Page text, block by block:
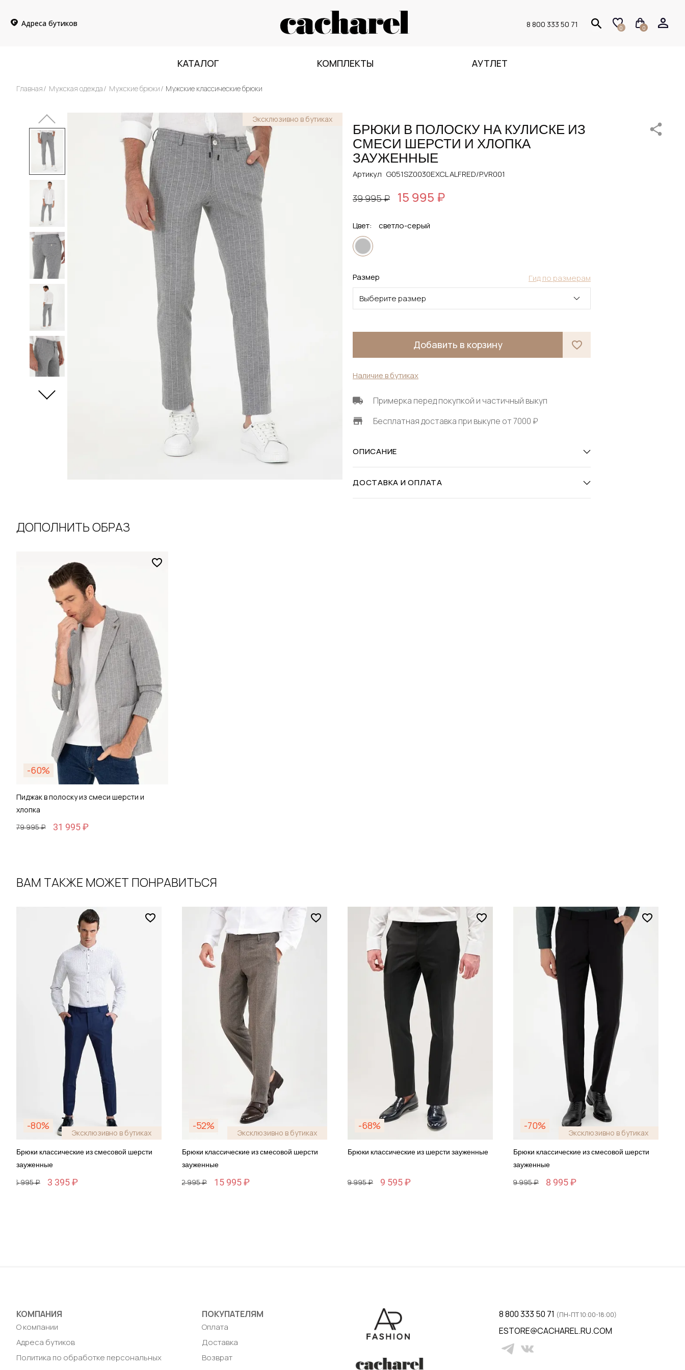
Адреса бутиков 8 800 333 50 71 0 0
КАТАЛОГ КОМПЛЕКТЫ АУТЛЕТ
Главная Мужская одежда Мужские брюки Мужские классические брюки
Эксклюзивно в бутиках
БРЮКИ В ПОЛОСКУ НА КУЛИСКЕ ИЗ
СМЕСИ ШЕРСТИ И ХЛОПКА
ЗАУЖЕННЫЕ
Артикул G051SZ0030EXCL ALFRED/P.VR001
39 995 ₽ 15 995 ₽
Цвет: светло-серый
Гид по размерам
Размер
Выберите размер
Добавить в корзину
Наличие в бутиках
Примерка перед покупкой и частичный выкуп
Бесплатная доставка при выкупе от 7000 ₽
ОПИСАНИЕ
ДОСТАВКА И ОПЛАТА
ДОПОЛНИТЬ ОБРАЗ
-60%
Пиджак в полоску из смеси шерсти и
хлопка
79 995 ₽
31 995 ₽
ВАМ ТАКЖЕ МОЖЕТ ПОНРАВИТЬСЯ
-80%
Эксклюзивно в бутиках
Брюки классические из смесовой шерсти
зауженные
16 995 ₽ 3 395 ₽
-52%
Эксклюзивно в бутиках
Брюки классические из смесовой шерсти
зауженные
32 995 ₽ 15 995 ₽
-68%
Брюки классические из шерсти зауженные
29 995 ₽ 9 595 ₽
-70%
Эксклюзивно в бутиках
Брюки классические из смесовой шерсти
зауженные
29 995 ₽ 8 995 ₽
КОМПАНИЯ
О компании
Адреса бутиков
Политика по обработке персональных
ПОКУПАТЕЛЯМ
Оплата
Доставка
Возврат
8 800 333 50 71 (ПН-ПТ 10:00-18:00)
ESTORE@CACHAREL.RU.COM